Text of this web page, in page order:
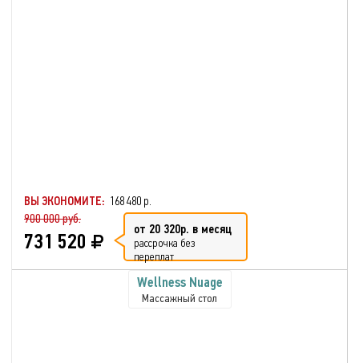
ВЫ ЭКОНОМИТЕ: 168 480 р.
900 000 руб.
731 520 от 20 320р. в месяц
рассрочка без
переплат
Wellness Nuage
Массажный стол